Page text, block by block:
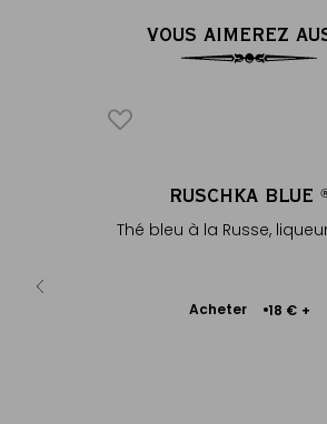
VOUS AIMEREZ
RUSCHKA BLUE
Thé bleu à la Russe,
Acheter 18 € +
Ajouter